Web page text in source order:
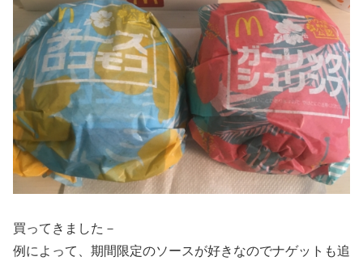
買ってきました－
例によって、期間限定のソースが好きなのでナゲットも追